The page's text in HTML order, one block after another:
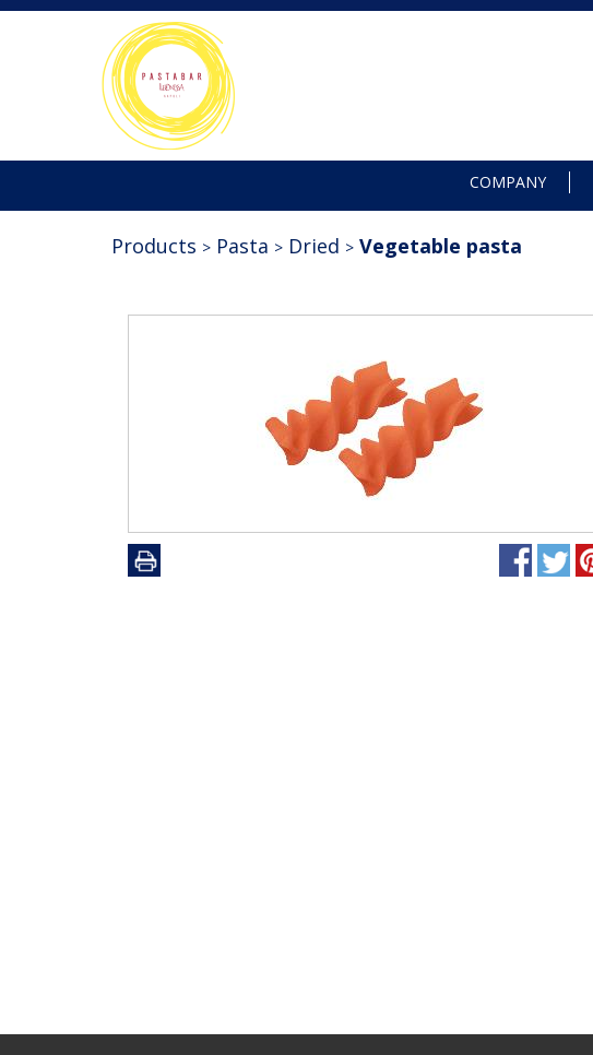
COMPANY
Products Pasta Dried Vegetable pasta